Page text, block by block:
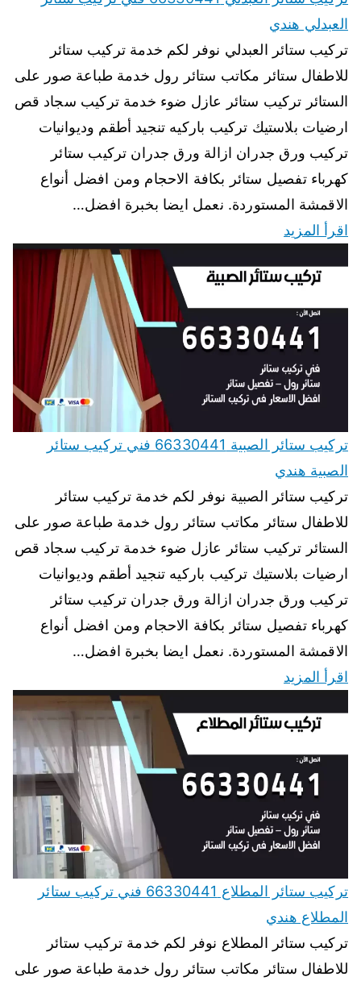
العبدلي هندي
تركيب ستائر العبدلي نوفر لكم خدمة تركيب ستائر
للاطفال ستائر مكاتب ستائر رول خدمة طباعة صور على
الستائر تركيب ستائر عازل ضوء خدمة تركيب سجاد قص
ارضيات بلاستيك تركيب باركيه تنجيد أطقم وديوانيات
تركيب ورق جدران ازالة ورق جدران تركيب ستائر
كهرباء تفصيل ستائر بكافة الاحجام ومن افضل أنواع
الاقمشة المستوردة. نعمل ايضا بخبرة افضل…
اقرأ المزيد
تركيب ستائر الصبية 66330441 فني تركيب ستائر
الصبية هندي
تركيب ستائر الصبية نوفر لكم خدمة تركيب ستائر
للاطفال ستائر مكاتب ستائر رول خدمة طباعة صور على
الستائر تركيب ستائر عازل ضوء خدمة تركيب سجاد قص
ارضيات بلاستيك تركيب باركيه تنجيد أطقم وديوانيات
تركيب ورق جدران ازالة ورق جدران تركيب ستائر
كهرباء تفصيل ستائر بكافة الاحجام ومن افضل أنواع
الاقمشة المستوردة. نعمل ايضا بخبرة افضل…
اقرأ المزيد
تركيب ستائر المطلاع 66330441 فني تركيب ستائر
المطلاع هندي
تركيب ستائر المطلاع نوفر لكم خدمة تركيب ستائر
للاطفال ستائر مكاتب ستائر رول خدمة طباعة صور على